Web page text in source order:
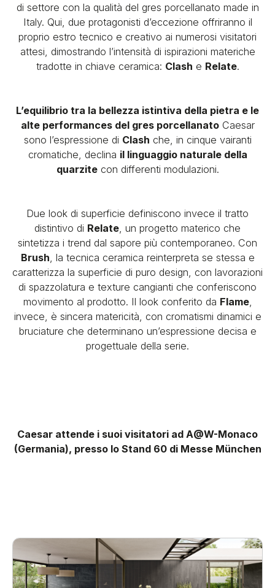
di settore con la qualità del gres porcellanato made in
Italy. Qui, due protagonisti d’eccezione offriranno il
proprio estro tecnico e creativo ai numerosi visitatori
attesi, dimostrando l’intensità di ispirazioni materiche
tradotte in chiave ceramica: Clash e Relate.
L’equilibrio tra la bellezza istintiva della pietra e le
alte performances del gres porcellanatoCaesar
sono l’espressione di Clash che, in cinque vairanti
cromatiche, declina il linguaggio naturale della
quarzitecon differenti modulazioni.
Due look di superficie definiscono invece il tratto
distintivo di Relate, un progetto materico che
sintetizza i trend dal sapore più contemporaneo. Con
Brush, la tecnica ceramica reinterpreta se stessa e
caratterizza la superficie di puro design, con lavorazioni
di spazzolatura e texture cangianti che conferiscono
movimento al prodotto. Il look conferito da Flame,
invece, è sincera matericità, con cromatismi dinamici e
bruciature che determinano un’espressione decisa e
progettuale della serie.
Caesar attende i suoi visitatori ad A@W-Monaco
(Germania), presso lo Stand 60 di Messe München